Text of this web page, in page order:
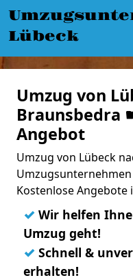
Lübeck
Umzug von
Braunsbedra
Angebot
Umzug von Lübeck
Kostenlose Angebote
✓ Wir helfen
Umzug geht!
✓ Schnell &
erhalten!